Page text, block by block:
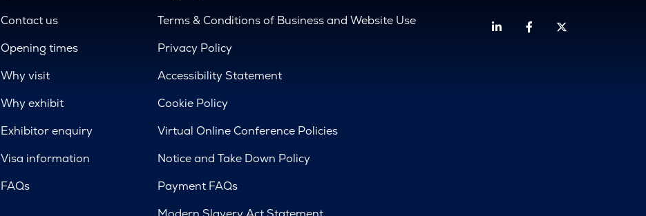
Contact us
Opening times
Why visit
Why exhibit
Exhibitor enquiry
Visa information
FAQs
Terms & Conditions of Business and Website Use
Privacy Policy
Accessibility Statement
Cookie Policy
Virtual Online Conference Policies
Notice and Take Down Policy
Payment FAQs
LinkedinFacebook